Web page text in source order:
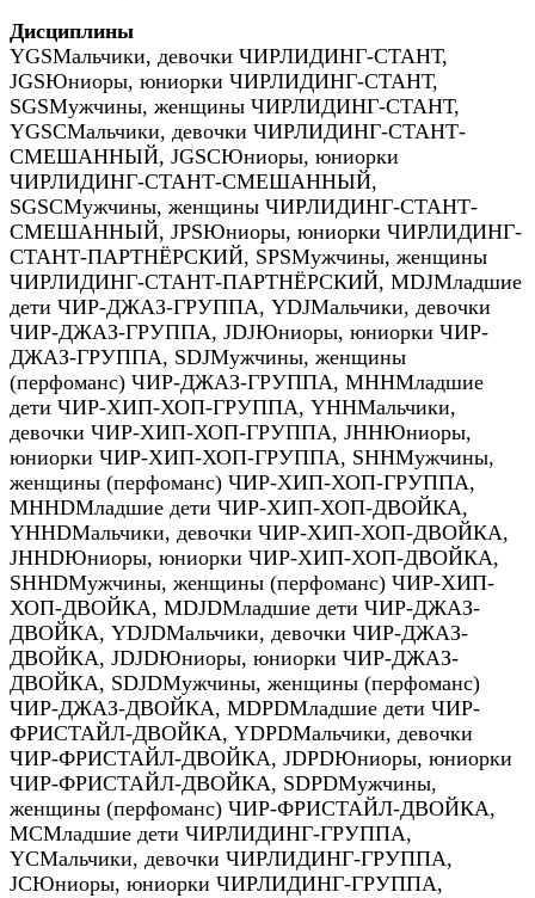
Дисциплины
YGSМальчики, девочки ЧИРЛИДИНГ-СТАНТ,
JGSЮниоры, юниорки ЧИРЛИДИНГ-СТАНТ,
SGSМужчины, женщины ЧИРЛИДИНГ-СТАНТ,
YGSCМальчики, девочки ЧИРЛИДИНГ-СТАНТ-
СМЕШАННЫЙ, JGSCЮниоры, юниорки
ЧИРЛИДИНГ-СТАНТ-СМЕШАННЫЙ,
SGSCМужчины, женщины ЧИРЛИДИНГ-СТАНТ-
СМЕШАННЫЙ, JPSЮниоры, юниорки ЧИРЛИДИНГ-
СТАНТ-ПАРТНЁРСКИЙ, SPSМужчины, женщины
ЧИРЛИДИНГ-СТАНТ-ПАРТНЁРСКИЙ, MDJМладшие
дети ЧИР-ДЖАЗ-ГРУППА, YDJМальчики, девочки
ЧИР-ДЖАЗ-ГРУППА, JDJЮниоры, юниорки ЧИР-
ДЖАЗ-ГРУППА, SDJМужчины, женщины
(перфоманс) ЧИР-ДЖАЗ-ГРУППА, MHHМладшие
дети ЧИР-ХИП-ХОП-ГРУППА, YHHМальчики,
девочки ЧИР-ХИП-ХОП-ГРУППА, JHHЮниоры,
юниорки ЧИР-ХИП-ХОП-ГРУППА, SHHМужчины,
женщины (перфоманс) ЧИР-ХИП-ХОП-ГРУППА,
MHHDМладшие дети ЧИР-ХИП-ХОП-ДВОЙКА,
YHHDМальчики, девочки ЧИР-ХИП-ХОП-ДВОЙКА,
JHHDЮниоры, юниорки ЧИР-ХИП-ХОП-ДВОЙКА,
SHHDМужчины, женщины (перфоманс) ЧИР-ХИП-
ХОП-ДВОЙКА, MDJDМладшие дети ЧИР-ДЖАЗ-
ДВОЙКА, YDJDМальчики, девочки ЧИР-ДЖАЗ-
ДВОЙКА, JDJDЮниоры, юниорки ЧИР-ДЖАЗ-
ДВОЙКА, SDJDМужчины, женщины (перфоманс)
ЧИР-ДЖАЗ-ДВОЙКА, MDPDМладшие дети ЧИР-
ФРИСТАЙЛ-ДВОЙКА, YDPDМальчики, девочки
ЧИР-ФРИСТАЙЛ-ДВОЙКА, JDPDЮниоры, юниорки
ЧИР-ФРИСТАЙЛ-ДВОЙКА, SDPDМужчины,
женщины (перфоманс) ЧИР-ФРИСТАЙЛ-ДВОЙКА,
MCМладшие дети ЧИРЛИДИНГ-ГРУППА,
YCМальчики, девочки ЧИРЛИДИНГ-ГРУППА,
JCЮниоры, юниорки ЧИРЛИДИНГ-ГРУППА,